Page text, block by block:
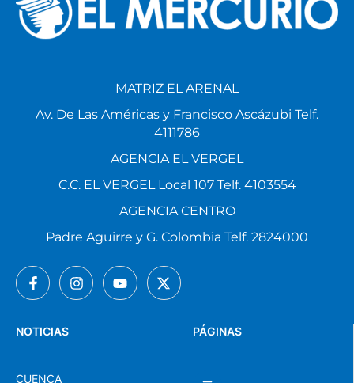
PÁGINAS
NOTICIAS
CUENCA
MATRIZ EL ARENAL
Av. De Las Américas y Francisco Ascázubi Telf.
4111786
AGENCIA EL VERGEL
C.C. EL VERGEL Local 107 Telf. 4103554
AGENCIA CENTRO
Padre Aguirre y G. Colombia Telf. 2824000